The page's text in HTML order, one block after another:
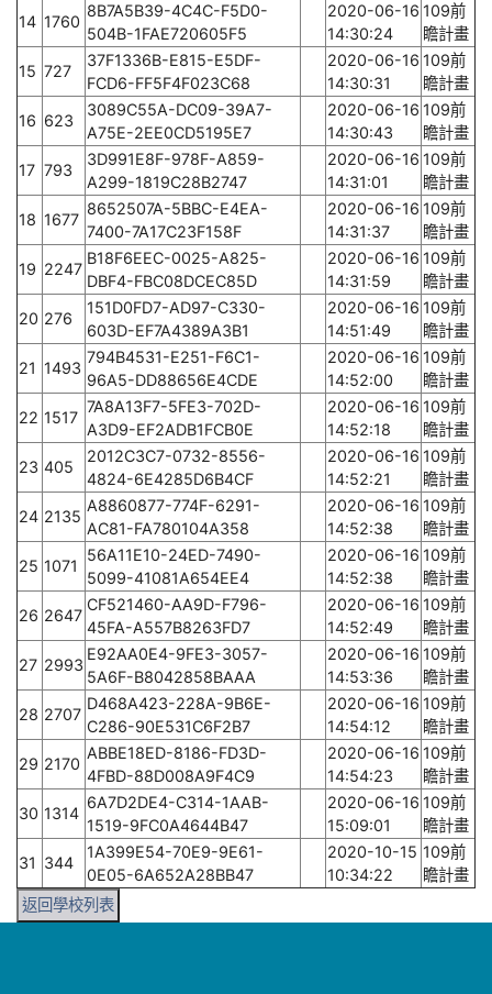
14 1760
8B7A5B39-4C4C-F5D0-
504B-1FAE720605F5
2020-06-16
14:30:24
109前
瞻計畫
15 727
37F1336B-E815-E5DF-
FCD6-FF5F4F023C68
2020-06-16
14:30:31
109前
瞻計畫
16 623
3089C55A-DC09-39A7-
A75E-2EE0CD5195E7
2020-06-16
14:30:43
109前
瞻計畫
17 793
3D991E8F-978F-A859-
A299-1819C28B2747
2020-06-16
14:31:01
109前
瞻計畫
18 1677
8652507A-5BBC-E4EA-
7400-7A17C23F158F
2020-06-16
14:31:37
109前
瞻計畫
19 2247
B18F6EEC-0025-A825-
DBF4-FBC08DCEC85D
2020-06-16
14:31:59
109前
瞻計畫
20 276
151D0FD7-AD97-C330-
603D-EF7A4389A3B1
2020-06-16
14:51:49
109前
瞻計畫
21 1493
794B4531-E251-F6C1-
96A5-DD88656E4CDE
2020-06-16
14:52:00
109前
瞻計畫
22 1517
7A8A13F7-5FE3-702D-
A3D9-EF2ADB1FCB0E
2020-06-16
14:52:18
109前
瞻計畫
23 405
2012C3C7-0732-8556-
4824-6E4285D6B4CF
2020-06-16
14:52:21
109前
瞻計畫
24 2135
A8860877-774F-6291-
AC81-FA780104A358
2020-06-16
14:52:38
109前
瞻計畫
25 1071
56A11E10-24ED-7490-
5099-41081A654EE4
2020-06-16
14:52:38
109前
瞻計畫
26 2647
CF521460-AA9D-F796-
45FA-A557B8263FD7
2020-06-16
14:52:49
109前
瞻計畫
27 2993
E92AA0E4-9FE3-3057-
5A6F-B8042858BAAA
2020-06-16
14:53:36
109前
瞻計畫
28 2707
D468A423-228A-9B6E-
C286-90E531C6F2B7
2020-06-16
14:54:12
109前
瞻計畫
29 2170
ABBE18ED-8186-FD3D-
4FBD-88D008A9F4C9
2020-06-16
14:54:23
109前
瞻計畫
30 1314
6A7D2DE4-C314-1AAB-
1519-9FC0A4644B47
2020-06-16
15:09:01
109前
瞻計畫
31 344
1A399E54-70E9-9E61-
0E05-6A652A28BB47
2020-10-15
10:34:22
109前
瞻計畫
返回學校列表